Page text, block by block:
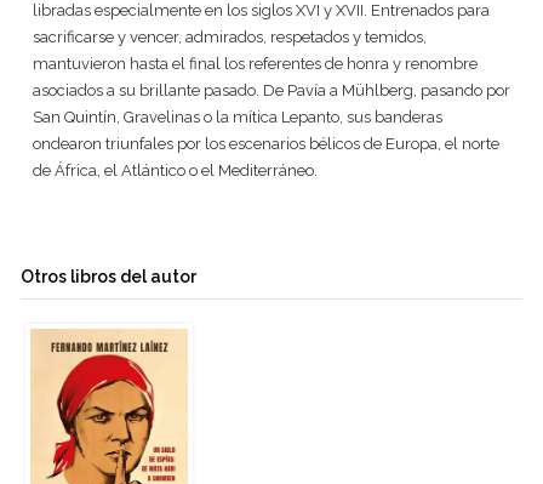
libradas especialmente en los siglos XVI y XVII. Entrenados para
sacrificarse y vencer, admirados, respetados y temidos,
mantuvieron hasta el final los referentes de honra y renombre
asociados a su brillante pasado. De Pavía a Mühlberg, pasando por
San Quintín, Gravelinas o la mítica Lepanto, sus banderas
ondearon triunfales por los escenarios bélicos de Europa, el norte
de África, el Atlántico o el Mediterráneo.
Otros libros del autor